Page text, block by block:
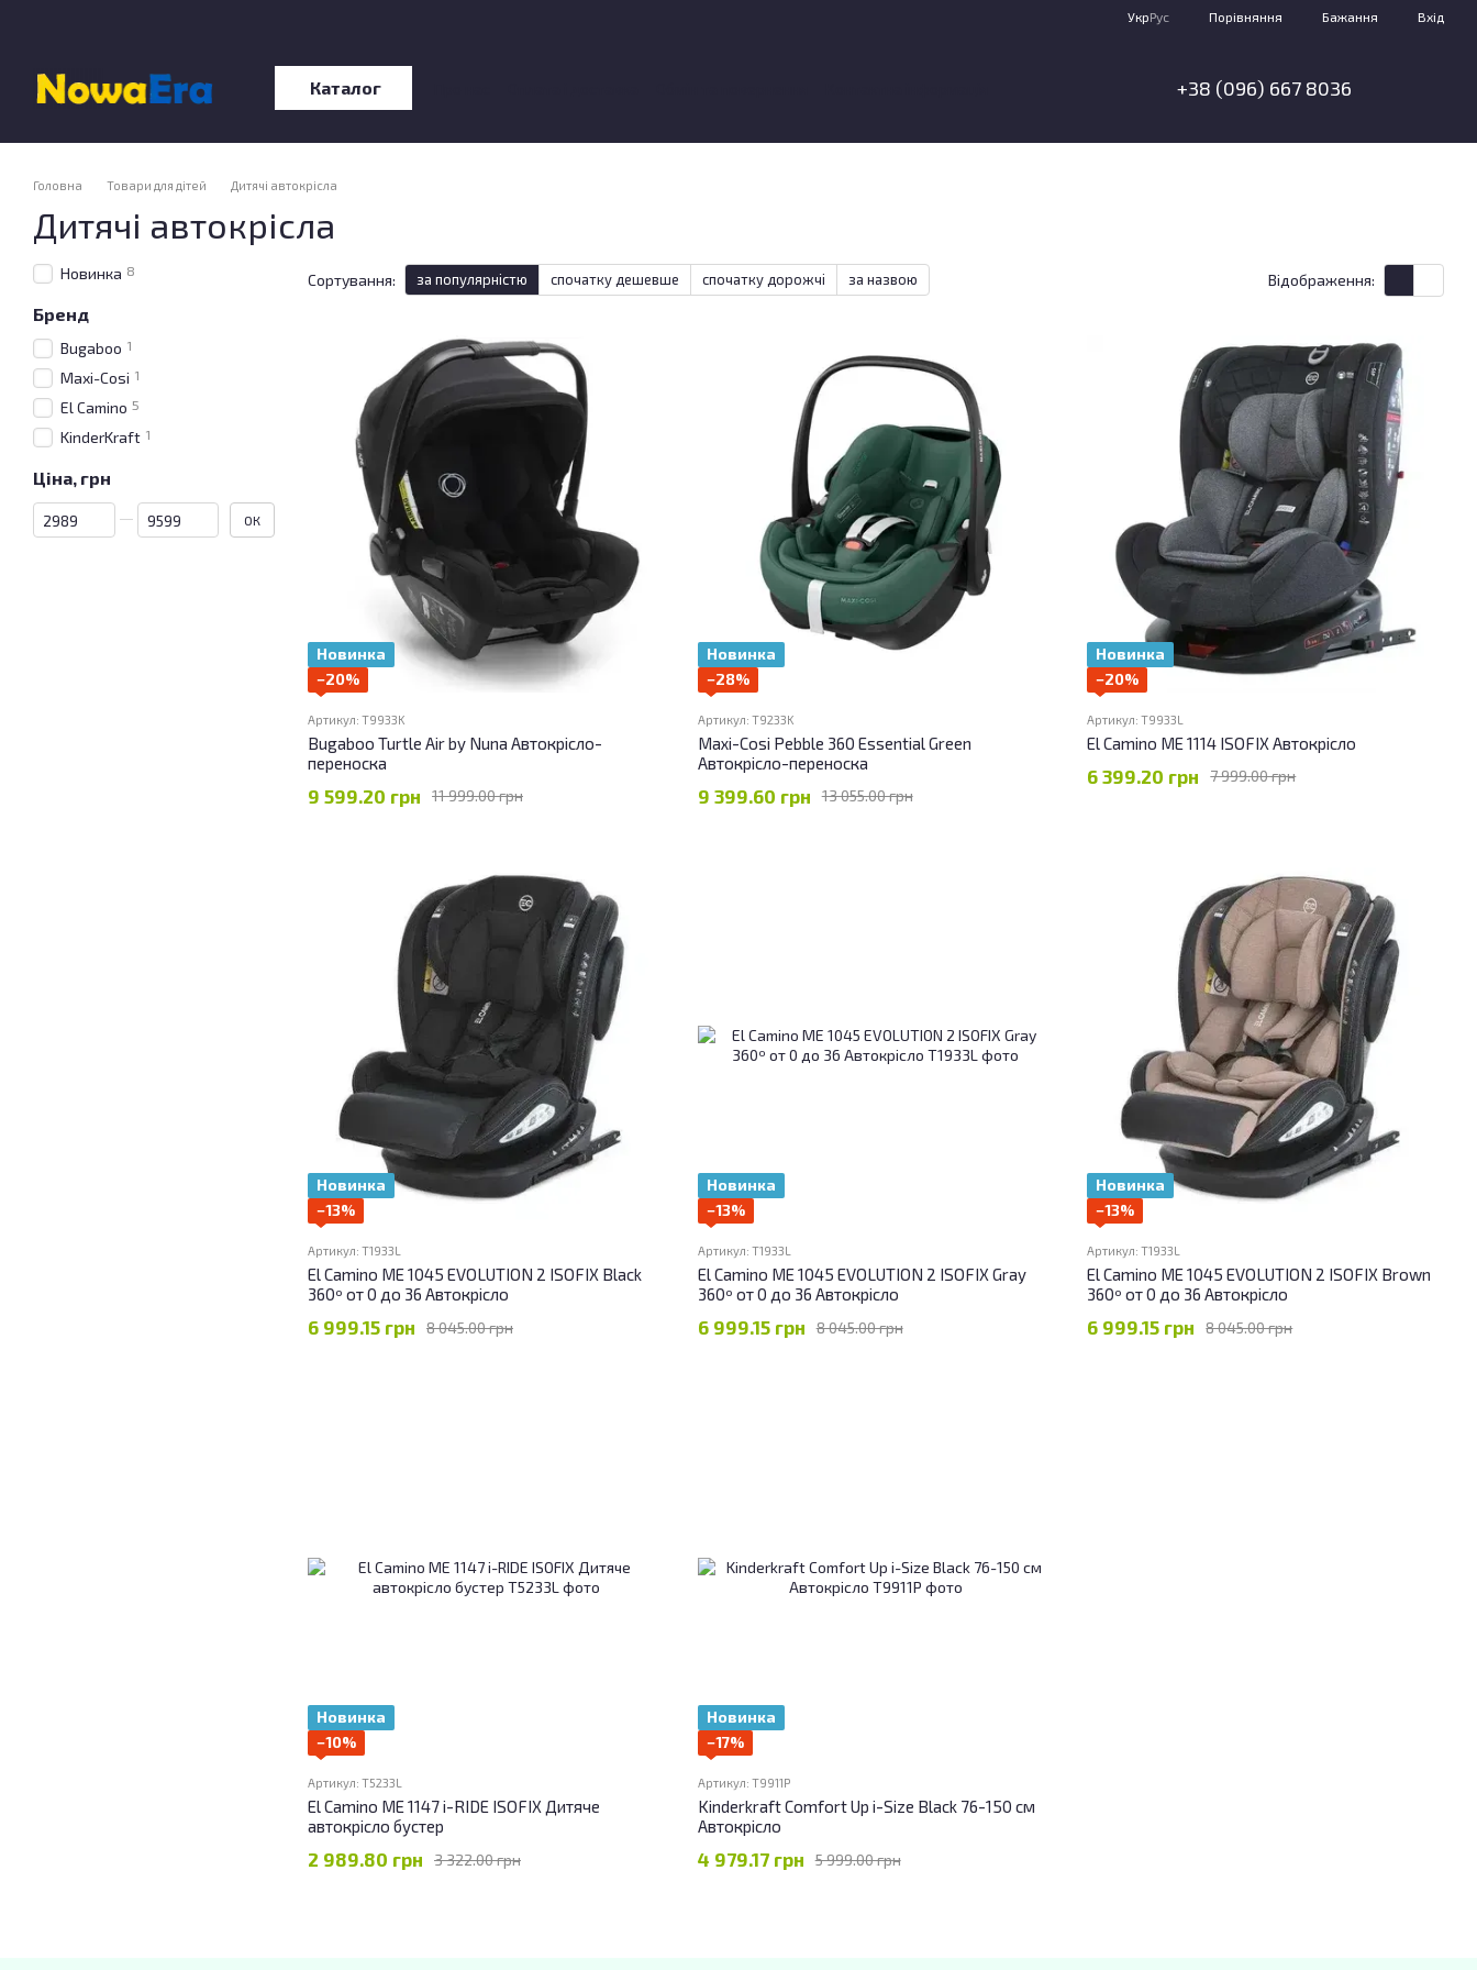
УкрРус Порівняння Бажання Вхід
Каталог +38 (096) 667 8036
Головна Товари для дітей Дитячі автокрісла
Дитячі автокрісла
Сортування: за популярністю спочатку дешевше спочатку дорожчі за назвою Відображення:
Новинка
−20%
Артикул: T9933K
Bugaboo Turtle Air by Nuna Автокрісло-
переноска
11 999.00 грн
9 599.20 грн
Новинка
−28%
Артикул: T9233K
Maxi-Cosi Pebble 360 Essential Green
Автокрісло-переноска
13 055.00 грн
9 399.60 грн
Новинка
−20%
Артикул: T9933L
El Camino ME 1114 ISOFIX Автокрісло
7 999.00 грн
6 399.20 грн
Новинка
−13%
Артикул: T1933L
El Camino ME 1045 EVOLUTION 2 ISOFIX Black
360º от 0 до 36 Автокрісло
8 045.00 грн
6 999.15 грн
Новинка
−13%
Артикул: T1933L
El Camino ME 1045 EVOLUTION 2 ISOFIX Gray
360º от 0 до 36 Автокрісло
8 045.00 грн
6 999.15 грн
Новинка
−13%
Артикул: T1933L
El Camino ME 1045 EVOLUTION 2 ISOFIX Brown
360º от 0 до 36 Автокрісло
8 045.00 грн
6 999.15 грн
Новинка
−10%
Артикул: T5233L
El Camino ME 1147 i-RIDE ISOFIX Дитяче
автокрісло бустер
3 322.00 грн
2 989.80 грн
Новинка
−17%
Артикул: T9911P
Kinderkraft Comfort Up i-Size Black 76-150 см
Автокрісло
5 999.00 грн
4 979.17 грн
Новинка 8
Бренд
Bugaboo 1
Maxi-Cosi 1
El Camino 5
KinderKraft 1
Ціна, грн
Від Ціна, грн
До Ціна, грн ОК